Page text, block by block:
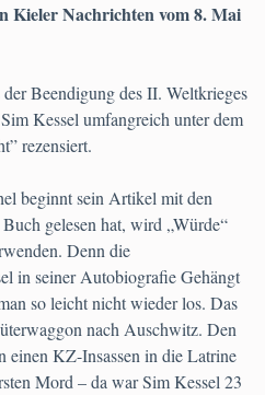
Nachrichten vom 8. Mai
der Beendigung des II. Weltkrieges
Kessel umfangreich unter dem
rezensiert.
beginnt sein Artikel mit den
gelesen hat, wird „Würde“
Denn die
in seiner Autobiografie Gehängt
so leicht nicht wieder los. Das
nach Auschwitz. Den
einen KZ-Insassen in die Latrine
Mord – da war Sim Kessel 23